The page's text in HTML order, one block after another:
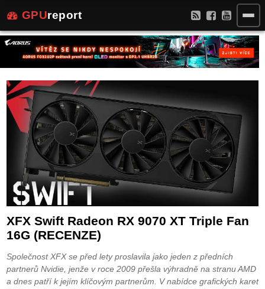
GPUreport
XFX Swift Radeon RX 9070 XT Triple Fan
16G (RECENZE)
Společnost XFX se před lety proslavila jako jeden z předních
partnerů Nvidie, jenže v roce 2009 přešla výhradně na stranu AMD
a dnes patří k jejím klíčovým partnerům. V nabídce grafických karet